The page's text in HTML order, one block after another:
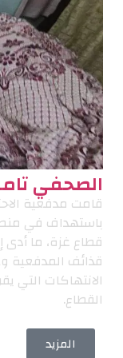
الصحفي
باستهداف في
قطاع غزة، ما أدى
قذائف المدفعية
الانتهاكات التي
القطاع.
المزيد